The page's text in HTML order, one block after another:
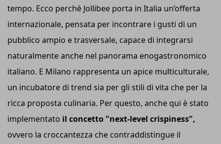
tempo. Ecco perché Jollibee porta in Italia un’offerta
internazionale, pensata per incontrare i gusti di un
pubblico ampio e trasversale, capace di integrarsi
naturalmente anche nel panorama enogastronomico
italiano. E Milano rappresenta un apice multiculturale,
un incubatore di trend sia per gli stili di vita che per la
ricca proposta culinaria. Per questo, anche qui è stato
implementato il concetto "next-level crispiness",
ovvero la croccantezza che contraddistingue il